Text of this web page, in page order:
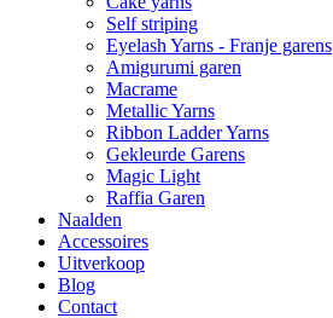
Self striping
Eyelash Yarns - Franje garens
Amigurumi garen
Macrame
Metallic Yarns
Ribbon Ladder Yarns
Gekleurde Garens
Magic Light
Raffia Garen
Naalden
Accessoires
Uitverkoop
Blog
Contact